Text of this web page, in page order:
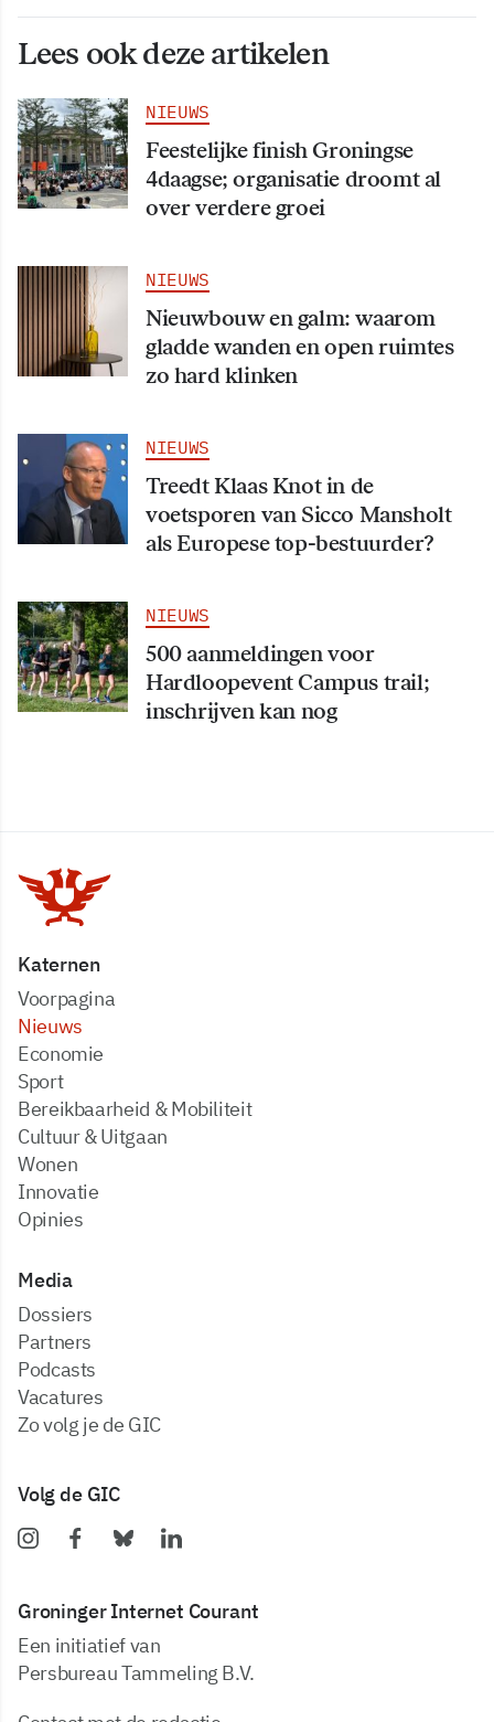
Lees ook deze artikelen
NIEUWS
Feestelijke finish Groningse
4daagse; organisatie droomt al
over verdere groei
NIEUWS
Nieuwbouw en galm: waarom
gladde wanden en open ruimtes
zo hard klinken
NIEUWS
Treedt Klaas Knot in de
voetsporen van Sicco Mansholt
als Europese top-bestuurder?
NIEUWS
500 aanmeldingen voor
Hardloopevent Campus trail;
inschrijven kan nog
Katernen
Voorpagina
Nieuws
Economie
Sport
Bereikbaarheid & Mobiliteit
Cultuur & Uitgaan
Wonen
Innovatie
Opinies
Media
dossiers
partners
podcasts
vacatures
zo volg je de GIC
Volg de GIC
Groninger Internet Courant
Een initiatief van
Persbureau Tammeling B.V.